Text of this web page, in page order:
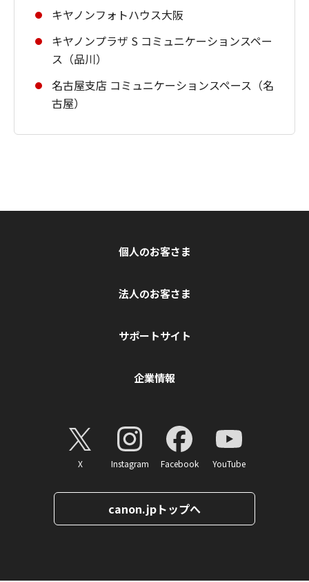
キヤノンフォトハウス大阪
キヤノンプラザ S コミュニケーションスペー
ス（品川）
名古屋支店 コミュニケーションスペース（名
古屋）
個人のお客さま
法人のお客さま
サポートサイト
企業情報
X Instagram Facebook YouTube
canon.jpトップへ